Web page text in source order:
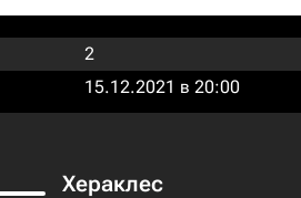
2
15.12.2021 в 20:00
Хераклес